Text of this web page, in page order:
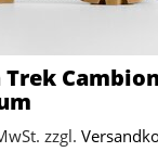
Trek
zzgl.